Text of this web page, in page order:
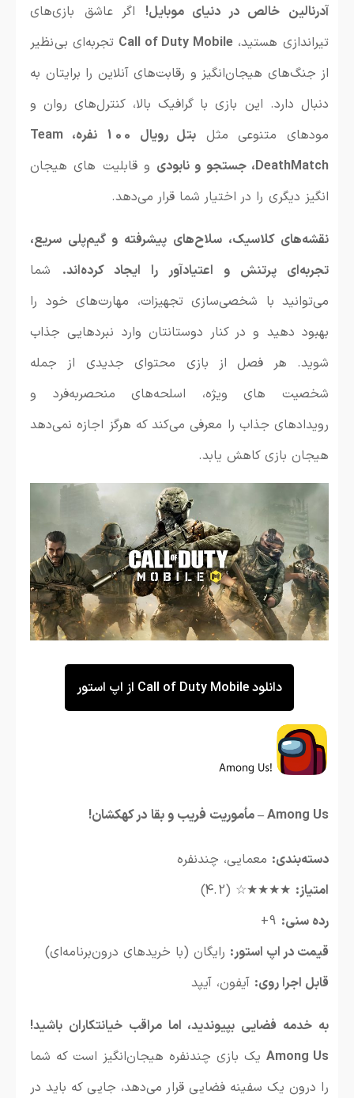
آدرنالین خالص در دنیای موبایل! اگر عاشق بازی‌های
تیراندازی هستید،Call of Duty Mobile تجربه‌ای بی‌نظیر
از جنگ‌های هیجان‌انگیز و رقابت‌های آنلاین را برایتان به
دنبال دارد. این بازی با گرافیک بالا، کنترل‌های روان و
مودهای متنوعی مثل
بتل رویال 100 نفره، Team
DeathMatch، جستجو و نابودی و قابلیت های هیجان
انگیز دیگری را در اختیار شما قرار می‌دهد.
نقشه‌های کلاسیک، سلاح‌های پیشرفته و گیم‌پلی سریع،
تجربه‌ای پرتنش و اعتیادآور را ایجاد کرده‌اند. شما
می‌توانید با شخصی‌سازی تجهیزات، مهارت‌های خود را
بهبود دهید و در کنار دوستانتان وارد نبردهایی جذاب
شوید. هر فصل از بازی محتوای جدیدی از جمله
شخصیت های ویژه، اسلحه‌های منحصر‌به‌فرد و
رویدادهای جذاب را معرفی می‌کند که هرگز اجازه نمی‌دهد
هیجان بازی کاهش یابد.
دانلود Call of Duty Mobile از اپ استور
Among Us – مأموریت فریب و بقا در کهکشان!
دسته‌بندی: معمایی، چندنفره
امتیاز: ★★★★☆ (4.2)
رده سنی:
قیمت در اپ استور: رایگان (با خریدهای درون‌برنامه‌ای)
قابل اجرا روی: آیفون، آیپد
به خدمه فضایی بپیوندید، اما مراقب خیانتکاران باشید!
Among Us یک بازی چندنفره هیجان‌انگیز است که شما
را درون یک سفینه فضایی قرار می‌دهد، جایی که باید در